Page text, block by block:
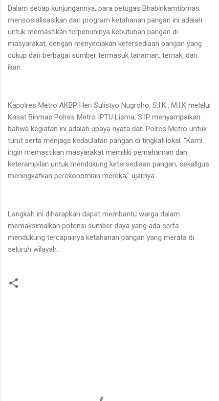
Dalam setiap kunjungannya, para petugas Bhabinkamtibmas
mensosialisasikan dari program ketahanan pangan ini adalah
untuk memastikan terpenuhinya kebutuhan pangan di
masyarakat, dengan menyediakan ketersediaan pangan yang
cukup dari berbagai sumber termasuk tanaman, ternak, dan
ikan.
Kapolres Metro AKBP Heri Sulistyo Nugroho, S.I.K., M.I.K melalui
Kasat Binmas Polres Metro IPTU Lisma, S.IP menyampaikan
bahwa kegiatan ini adalah upaya nyata dari Polres Metro untuk
turut serta menjaga kedaulatan pangan di tingkat lokal. "Kami
ingin memastikan masyarakat memiliki pemahaman dan
keterampilan untuk mendukung ketersediaan pangan, sekaligus
meningkatkan perekonomian mereka," ujarnya.
Langkah ini diharapkan dapat membantu warga dalam
memaksimalkan potensi sumber daya yang ada serta
mendukung tercapainya ketahanan pangan yang merata di
seluruh wilayah.